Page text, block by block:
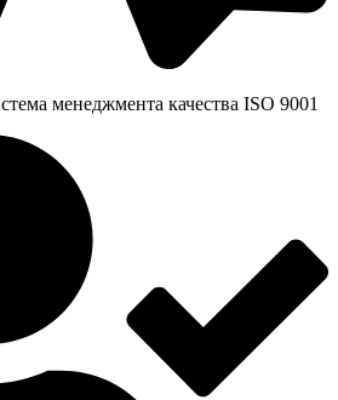
менеджмента качества ISO 9001